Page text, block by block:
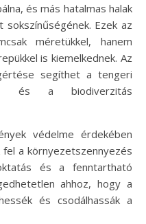
és más hatalmas halak
Ezek az
méretükkel, hanem
is kiemelkednek. Az
segíthet a tengeri
és a biodiverzitás
védelme érdekében
a környezetszennyezés
és a fenntartható
ahhoz, hogy a
és csodálhassák a